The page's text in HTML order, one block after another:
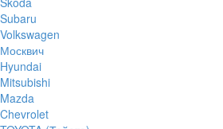
Subaru
Volkswagen
Москвич
Hyundai
Mitsubishi
Mazda
Chevrolet